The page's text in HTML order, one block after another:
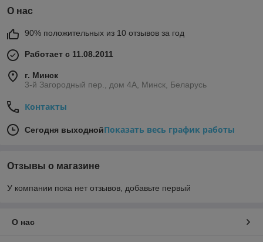
О нас
90% положительных из 10 отзывов за год
Работает с 11.08.2011
г. Минск
3-й Загородный пер., дом 4А, Минск, Беларусь
Контакты
Сегодня выходнойПоказать весь график работы
Отзывы о магазине
У компании пока нет отзывов, добавьте первый
О нас